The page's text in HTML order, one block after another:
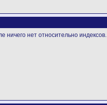
ничего нет относительно индексов.